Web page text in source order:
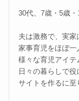
30代、7歳・5歳
夫は激務で、実家
家事育児をほぼ
様々な育児アイテ
日々の暮らしで
サイトを作るに至